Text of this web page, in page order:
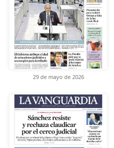
29 de mayo de 2026